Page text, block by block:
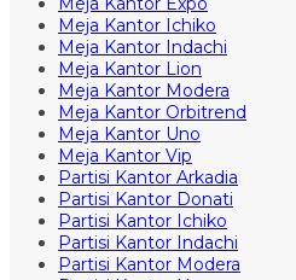
Meja Kantor Ichiko
Meja Kantor Indachi
Meja Kantor Lion
Meja Kantor Modera
Meja Kantor Orbitrend
Meja Kantor Uno
Meja Kantor Vip
Partisi Kantor Arkadia
Partisi Kantor Donati
Partisi Kantor Ichiko
Partisi Kantor Indachi
Partisi Kantor Modera